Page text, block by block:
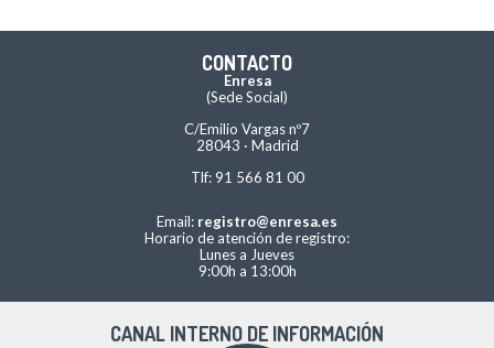
CONTACTO
Enresa
(Sede Social)
C/Emilio Vargas nº7
28043 · Madrid
Tlf: 91 566 81 00
Email: registro@enresa.es
Horario de atención de registro:
Lunes a Jueves
9:00h a 13:00h
CANAL INTERNO DE INFORMACIÓN